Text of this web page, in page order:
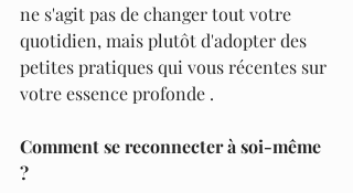
ne s'agit pas de changer tout votre
quotidien, mais plutôt d'adopter des
petites pratiques qui vous récentes sur
votre essence profonde .
Comment se reconnecter à soi-même
?